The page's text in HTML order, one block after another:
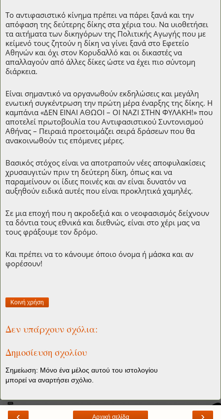
Το αντιφασιστικό κίνημα πρέπει να πάρει ξανά και την
απόφαση της δεύτερης δίκης στα χέρια του. Να υιοθετήσει
τα αιτήματα των δικηγόρων της Πολιτικής Αγωγής που με
κείμενό τους ζητούν η δίκη να γίνει ξανά στο Εφετείο
Αθηνών και όχι στον Κορυδαλλό και οι δικαστές να
απαλλαγούν από άλλες δίκες ώστε να έχει πιο σύντομη
διάρκεια.
Είναι σημαντικό να οργανωθούν εκδηλώσεις και μεγάλη
ενωτική συγκέντρωση την πρώτη μέρα έναρξης της δίκης. Η
καμπάνια «ΔΕΝ ΕΙΝΑΙ ΑΘΩΟΙ – ΟΙ ΝΑΖΙ ΣΤΗΝ ΦΥΛΑΚΗ!» που
αποτελεί πρωτοβουλία του Αντιφασιστικού Συντονισμού
Αθήνας – Πειραιά προετοιμάζει σειρά δράσεων που θα
ανακοινωθούν τις επόμενες μέρες.
Βασικός στόχος είναι να αποτραπούν νέες αποφυλακίσεις
χρυσαυγιτών πριν τη δεύτερη δίκη, όπως και να
παραμείνουν οι ίδιες ποινές και αν είναι δυνατόν να
αυξηθούν ειδικά αυτές που είναι προκλητικά χαμηλές.
Σε μια εποχή που η ακροδεξιά και ο νεοφασισμός δείχνουν
τα δόντια τους εθνικά και διεθνώς, είναι στο χέρι μας να
τους φράξουμε τον δρόμο.
Και πρέπει να το κάνουμε όποιο όνομα ή μάσκα και αν
φορέσουν!
Κοινή χρήση
Δεν υπάρχουν σχόλια:
Δημοσίευση σχολίου
Σημείωση: Μόνο ένα μέλος αυτού του ιστολογίου
μπορεί να αναρτήσει σχόλιο.
‹ ›
Αρχική σελίδα